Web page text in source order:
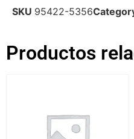
SKU 95422-5356
Productos